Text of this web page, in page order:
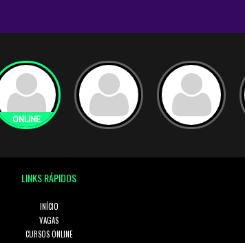
LINKS RÁPIDOS
INÍCIO
VAGAS
CURSOS ONLINE